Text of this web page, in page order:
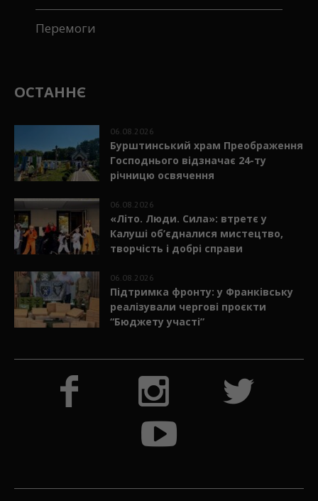
Перемоги
ОСТАННЄ
06.08.2026
Бурштинський храм Преображення
Господнього відзначає 24-ту
річницю освячення
06.08.2026
«Літо. Люди. Сила»: втретє у
Калуші об’єдналися мистецтво,
творчість і добрі справи
06.08.2026
Підтримка фронту: у Франківську
реалізували чергові проєкти
“Бюджету участі”